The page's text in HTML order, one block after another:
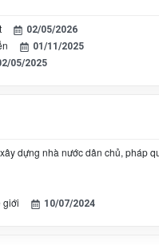
02/05/2026
01/11/2025
05/2025
dựng nhà nước dân chủ, pháp
giới 10/07/2024